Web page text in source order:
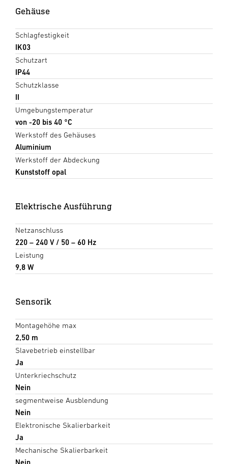
Gehäuse
Schlagfestigkeit
IK03
Schutzart
IP44
Schutzklasse
Umgebungstemperatur
von -20 bis 40 °C
Werkstoff des Gehäuses
Aluminium
Werkstoff der Abdeckung
Kunststoff opal
Elektrische Ausführung
Netzanschluss
220 – 240 V / 50 – 60 Hz
Leistung
9,8 W
Sensorik
Montagehöhe max
2,50 m
Slavebetrieb einstellbar
Ja
Unterkriechschutz
Nein
segmentweise Ausblendung
Nein
Elektronische Skalierbarkeit
Ja
Mechanische Skalierbarkeit